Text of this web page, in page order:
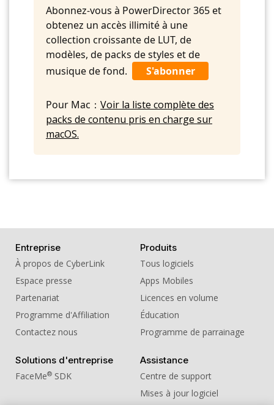
09. Sound Effect - Footsteps Footsteps03
10. Sound Effect - Footsteps Footsteps04
11. Sound Effect - Footsteps Footsteps05
12. Sound Effect - Footsteps Footsteps06
13. Sound Effect - Footsteps Footsteps07
14. Sound Effect - Footsteps Footsteps08
20. Sound Effect - Footsteps Footsteps14
Abonnez-vous à PowerDirector 365 et
obtenez un accès illimité à une
collection croissante de LUT, de
modèles, de packs de styles et de
musique de fond.
S'abonner
Pour Mac： Voir la liste complète des
packs de contenu pris en charge sur
macOS.
Entreprise
À propos de CyberLink
Espace presse
Partenariat
Programme d'Affiliation
Contactez nous
Produits
Tous logiciels
Apps Mobiles
Licences en volume
Éducation
Programme de parrainage
Solutions d'entreprise
FaceMe® SDK
Assistance
Centre de support
Mises à jour logiciel